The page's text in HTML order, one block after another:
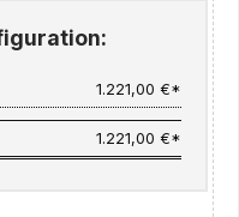
1.221,00 €*
1.221,00 €*